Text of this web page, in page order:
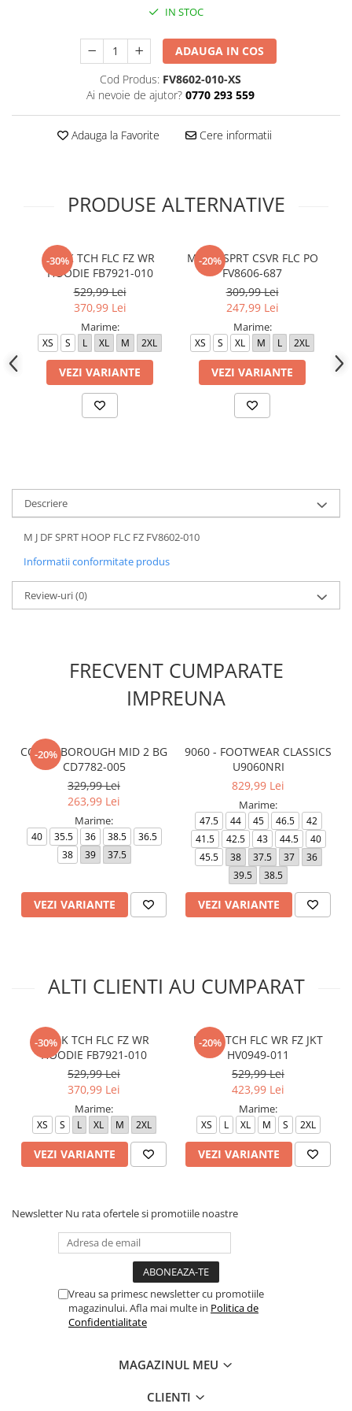
IN STOC
ADAUGA IN COS
Cod Produs: FV8602-010-XS
Ai nevoie de ajutor? 0770 293 559
Adauga la Favorite Cere informatii
PRODUSE ALTERNATIVE
-30%
M NK TCH FLC FZ WR
HOODIE FB7921-010
529,99 Lei
370,99 Lei
Marime:
XS S L XL M 2XL
VEZI VARIANTE
-20%
M J DF SPRT CSVR FLC PO
FV8606-687
309,99 Lei
247,99 Lei
Marime:
XS S XL M L 2XL
VEZI VARIANTE
Descriere
M J DF SPRT HOOP FLC FZ FV8602-010
Informatii conformitate produs
Review-uri(0)
FRECVENT CUMPARATE
IMPREUNA
-20%
COURT BOROUGH MID 2 BG
CD7782-005
329,99 Lei
263,99 Lei
Marime:
40 35.5 36 38.5
36.5
38
39 37.5
VEZI VARIANTE
9060 - FOOTWEAR CLASSICS
U9060NRI
829,99 Lei
Marime:
47.5 44 45 46.5
42
41.5
42.5 43 44.5
40
45.5
38 37.5 37
36
39.5
38.5
VEZI VARIANTE
ALTI CLIENTI AU CUMPARAT
-30%
M NK TCH FLC FZ WR
HOODIE FB7921-010
529,99 Lei
370,99 Lei
Marime:
XS S L XL M 2XL
VEZI VARIANTE
-20%
M NK TCH FLC WR FZ JKT
HV0949-011
529,99 Lei
423,99 Lei
Marime:
XS L XL M S 2XL
VEZI VARIANTE
Newsletter Nu rata ofertele si promotiile noastre
Vreau sa primesc newsletter cu promotiile
magazinului. Afla mai multe in Politica de
Confidentialitate
MAGAZINUL MEU
CLIENTI